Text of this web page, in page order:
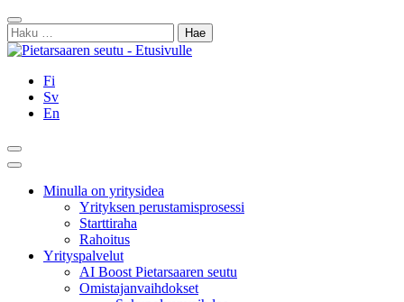
Siirry
sisältöön
Sulje
Haku:
Fi
Sv
En
Hae
Päävalikko
Minulla on yritysidea
Yrityksen perustamisprosessi
Starttiraha
Rahoitus
Yrityspalvelut
AI Boost Pietarsaaren seutu
Omistajanvaihdokset